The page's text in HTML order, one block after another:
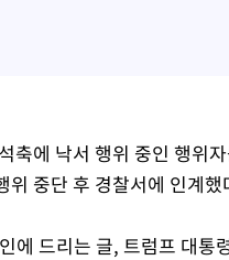
에 낙서 행위 중인 행위
중단 후 경찰서에 인계
에 드리는 글, 트럼프 대